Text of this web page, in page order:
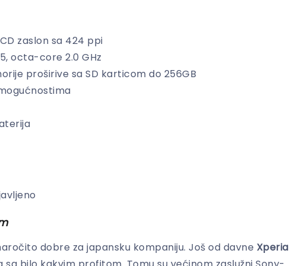
zaslon sa 424 ppi
octa-core 2.0 GHz
proširive sa SD karticom do 256GB
dobre za japansku kompaniju. Još od davne Xperia